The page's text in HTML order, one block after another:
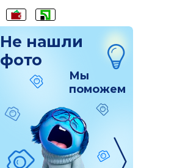
Не нашли
фото
Мы
поможем